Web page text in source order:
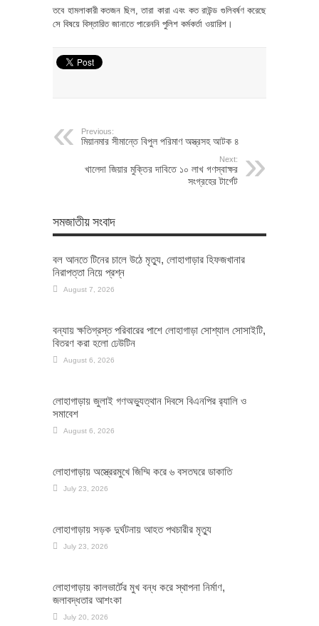
তবে হামলাকারী কতজন ছিল, তারা কারা এবং কত রাউন্ড গুলিবর্ষণ করেছে
সে বিষয়ে বিস্তারিত জানাতে পারেননি পুলিশ কর্মকর্তা ওয়ারিশ।
Previous:
মিয়ানমার সীমান্তে বিপুল পরিমাণ অস্ত্রসহ আটক ৪
Next:
খালেদা জিয়ার মুক্তির দাবিতে ১০ লাখ গণস্বাক্ষর
সংগ্রহের টার্গেট
সমজাতীয় সংবাদ
বল আনতে টিনের চালে উঠে মৃত্যু, লোহাগাড়ার হিফজখানার
নিরাপত্তা নিয়ে প্রশ্ন
August 7, 2026
বন্যায় ক্ষতিগ্রস্ত পরিবারের পাশে লোহাগাড়া সোশ্যাল সোসাইটি,
বিতরণ করা হলো ঢেউটিন
August 6, 2026
লোহাগাড়ায় জুলাই গণঅভ্যুত্থান দিবসে বিএনপির র‌্যালি ও
সমাবেশ
August 6, 2026
লোহাগাড়ায় অস্ত্রেরমুখে জিম্মি করে ৬ বসতঘরে ডাকাতি
July 23, 2026
লোহাগাড়ায় সড়ক দুর্ঘটনায় আহত পথচারীর মৃত্যু
July 23, 2026
লোহাগাড়ায় কালভার্টের মুখ বন্ধ করে স্থাপনা নির্মাণ,
জলাবদ্ধতার আশংকা
July 20, 2026